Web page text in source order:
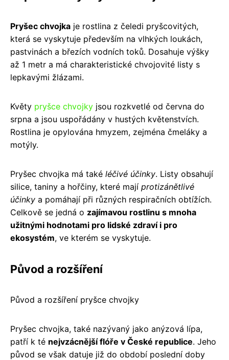
Pryšec chvojka je rostlina z čeledi pryšcovitých,
která se vyskytuje především na vlhkých loukách,
pastvinách a březích vodních toků. Dosahuje výšky
až 1 metr a má charakteristické chvojovité listy s
lepkavými žlázami.
Květy pryšce chvojky jsou rozkvetlé od června do
srpna a jsou uspořádány v hustých květenstvích.
Rostlina je opylována hmyzem, zejména čmeláky a
motýly.
Pryšec chvojka má také léčivé účinky. Listy obsahují
silice, taniny a hořčiny, které mají protizánětlivé
účinky a pomáhají při různých respiračních obtížích.
Celkově se jedná o zajímavou rostlinu s mnoha
užitnými hodnotami pro lidské zdraví i pro
ekosystém, ve kterém se vyskytuje.
Původ a rozšíření
Původ a rozšíření pryšce chvojky
Pryšec chvojka, také nazývaný jako anýzová lípa,
patří k té nejvzácnější flóře v České republice. Jeho
původ se však datuje již do období poslední doby